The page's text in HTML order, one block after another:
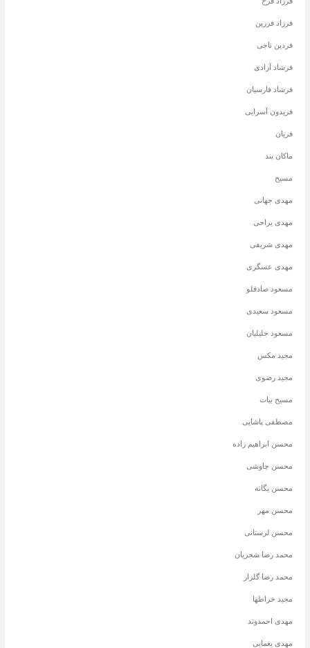
فرزاد فرزین
فردین ناجی
فرشاد آزادی
فرشاد فارسیان
فریدون آسرایی
فریان
ماکان بند
مسیح
مهدی جهانی
مهدی یراحی
مهدی شریفی
مهدی عسگری
مسعود صادقلو
مسعود سعیدی
مسعود جلیلیان
مجید مکس
مجید رضوی
مسیح بیات
مصطفی پاشایی
محسن ابراهیم زاده
محسن چاوشی
محسن یگانه
محسن مهر
محسن لرستانی
محمد رضا شجریان
محمد رضا گلزار
مجید خراطها
مهدی احمدوند
مهدی یغمایی